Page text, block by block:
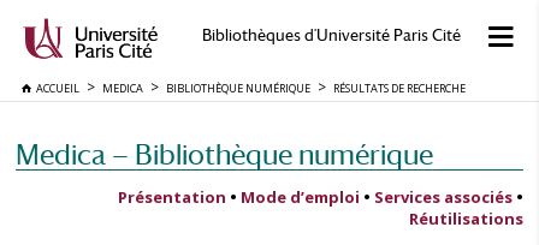
Bibliothèques d'Université Paris Cité
ACCUEIL MEDICA BIBLIOTHÈQUE NUMÉRIQUE RÉSULTATS DE RECHERCHE
Medica — Bibliothèque numérique
Présentation • Mode d’emploi • Services associés •
Réutilisations